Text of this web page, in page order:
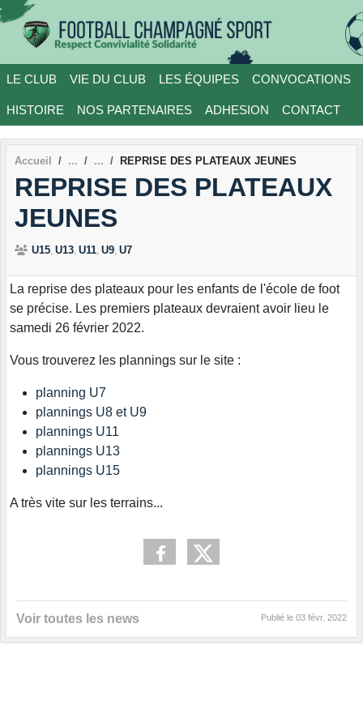
LE CLUB VIE DU CLUB LES ÉQUIPES CONVOCATIONS
HISTOIRE NOS PARTENAIRES ADHESION CONTACT
Accueil REPRISE DES PLATEAUX JEUNES
REPRISE DES PLATEAUX
JEUNES
U15 U13 U11 U9 U7
La reprise des plateaux pour les enfants de l'école de foot
se précise. Les premiers plateaux devraient avoir lieu le
samedi 26 février 2022.
Vous trouverez les plannings sur le site :
planning U7
plannings U8 et U9
plannings U11
plannings U13
plannings U15
A très vite sur les terrains...
Voir toutes les news Publié le 03 févr. 2022
Panneau de gestion des cookies